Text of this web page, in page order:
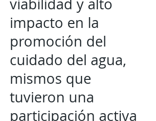
viabilidad y alto
impacto en la
promoción del
cuidado del agua,
mismos que
tuvieron una
participación activa